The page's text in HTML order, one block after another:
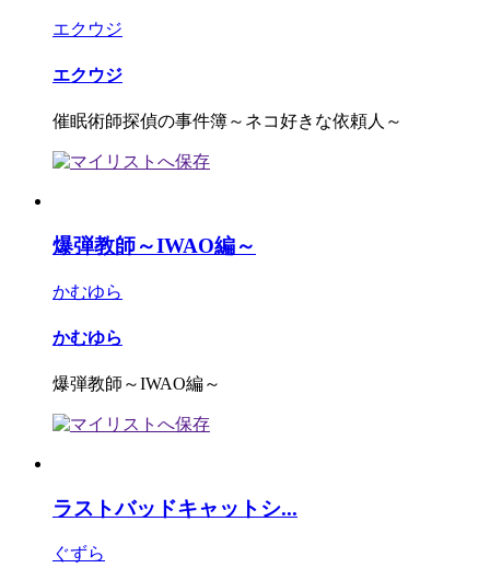
エクウジ
エクウジ
催眠術師探偵の事件簿～ネコ好きな依頼人～
爆弾教師～IWAO編～
かむゆら
かむゆら
爆弾教師～IWAO編～
ラストバッドキャットシ...
ぐずら